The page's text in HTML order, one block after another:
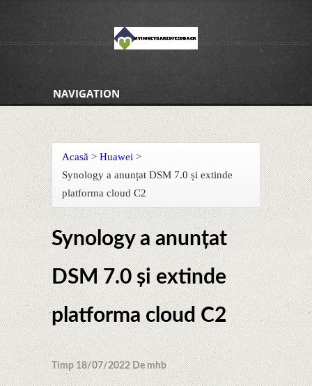
NAVIGATION
Acasă > Huawei >
Synology a anunțat DSM 7.0 și extinde
platforma cloud C2
Synology a anunțat
DSM 7.0 și extinde
platforma cloud C2
Timp 18/07/2022 De mhb